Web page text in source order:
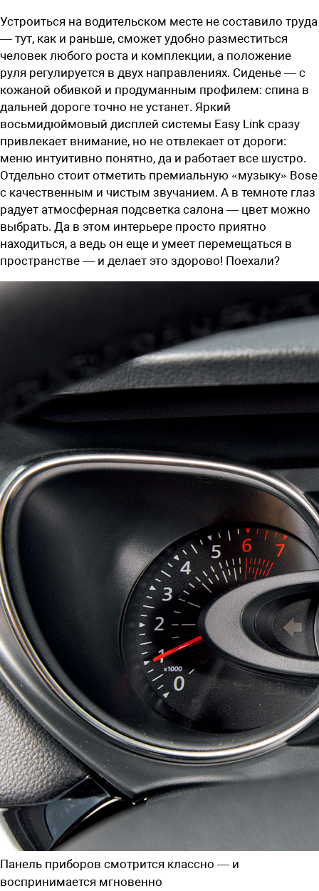
Устроиться на водительском месте не составило труда
— тут, как и раньше, сможет удобно разместиться
человек любого роста и комплекции, а положение
руля регулируется в двух направлениях. Сиденье — с
кожаной обивкой и продуманным профилем: спина в
дальней дороге точно не устанет. Яркий
восьмидюймовый дисплей системы Easy Link сразу
привлекает внимание, но не отвлекает от дороги:
меню интуитивно понятно, да и работает все шустро.
Отдельно стоит отметить премиальную «музыку» Bose
с качественным и чистым звучанием. А в темноте глаз
радует атмосферная подсветка салона — цвет можно
выбрать. Да в этом интерьере просто приятно
находиться, а ведь он еще и умеет перемещаться в
пространстве — и делает это здорово! Поехали?
Панель приборов смотрится ­классно — и
воспринимается мгновенно